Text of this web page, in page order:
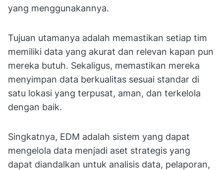
yang menggunakannya.
Tujuan utamanya adalah memastikan setiap tim
memiliki data yang akurat dan relevan kapan pun
mereka butuh. Sekaligus, memastikan mereka
menyimpan data berkualitas sesuai standar di
satu lokasi yang terpusat, aman, dan terkelola
dengan baik.
Singkatnya, EDM adalah sistem yang dapat
mengelola data menjadi aset strategis yang
dapat diandalkan untuk analisis data, pelaporan,